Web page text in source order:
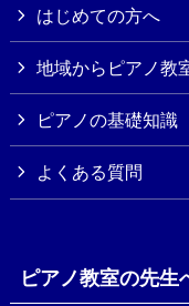
はじめての方へ
地域からピアノ教
ピアノの基礎知識
よくある質問
ピアノ教室の先生